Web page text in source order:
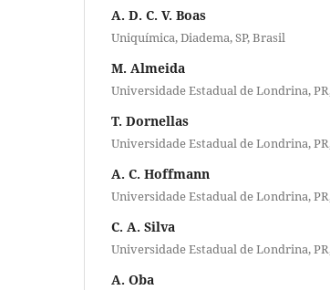
A. D. C. V. Boas
Uniquímica, Diadema, SP, Brasil
M. Almeida
Universidade Estadual de Londrina,
T. Dornellas
Universidade Estadual de Londrina,
A. C. Hoffmann
Universidade Estadual de Londrina,
C. A. Silva
Universidade Estadual de Londrina,
A. Oba